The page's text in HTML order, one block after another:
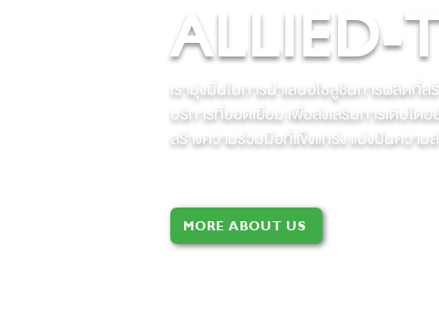
MORE ABOUT US
ALLIED-
เรามุ่งมั่นในการนำเสนอโซลูชันการผลิตที่
บริการที่ยอดเยี่ยม เพื่อส่งเสริมการเติบโต
สร้างความร่วมมือที่แข็งแกร่ง แบ่งปันความส